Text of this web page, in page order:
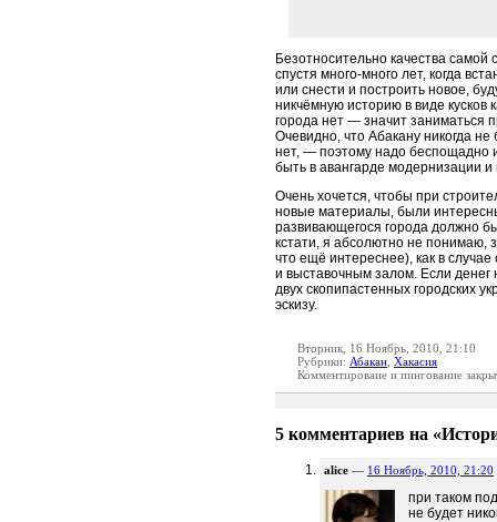
Безотносительно качества самой
спустя много-много лет, когда
или снести и построить новое,
никчёмную историю в виде кусков
города нет — значит заниматься
Очевидно, что Абакану никогда
нет, — поэтому надо беспощадно
быть в авангарде модернизации и
Очень хочется, чтобы при
новые материалы, были
развивающегося города должно
кстати, я абсолютно не понимаю,
что ещё интереснее), как в
и выставочным залом. Если денег
двух скопипастенных городских
эскизу.
Вторник, 16 Ноябрь, 2010, 21:10
Рубрики: Абакан Хакасия
Комментироваие и пингование
5 комментариев на
alice — 16 Ноябрь, 2010, 21:20
при таком
не будет